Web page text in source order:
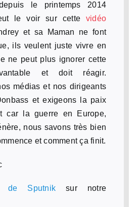
le printemps 2014
le voir sur cette vidéo
et sa Maman ne font
ils veulent juste vivre en
ne peut plus ignorer cette
et doit réagir.
médias et nos dirigeants
et exigeons la paix
car la guerre en Europe,
nous savons très bien
et comment ça finit.
de Sputnik sur notre